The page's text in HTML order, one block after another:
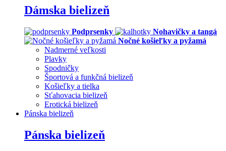
Dámska bielizeň
Podprsenky
Nohavičky a tangá
Nočné košieľky a pyžamá
Nadmerné veľkosti
Plavky
Spodničky
Športová a funkčná bielizeň
Košieľky a tielka
Sťahovacia bielizeň
Erotická bielizeň
Pánska bielizeň
Pánska bielizeň